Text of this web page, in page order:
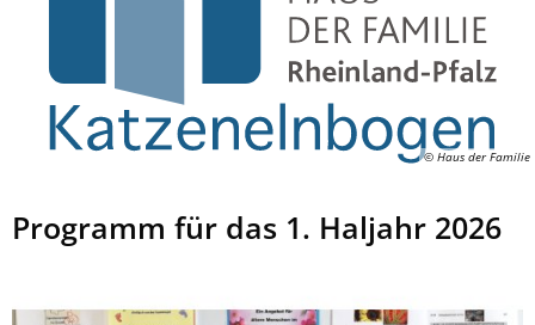
© Haus der Familie
Programm für das 1. Haljahr 2026